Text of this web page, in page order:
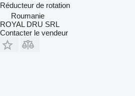
Réducteur de rotation
Roumanie
ROYAL DRU SRL
Contacter le vendeur